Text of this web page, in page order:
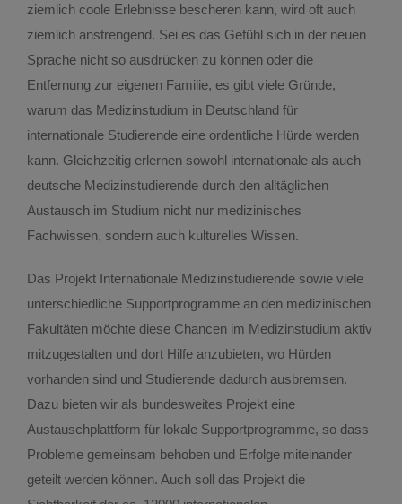
Impact – Zukunft gestalten
Interprofessionalität
IPSTA – Interprofessionelle Ausbildungsstaion
Mit Sicherheit Verliebt
MSFR – Kompetenzen nutzen, Gutes bewirken
NEMO
ziemlich coole Erlebnisse bescheren kann, wird oft auch
ziemlich anstrengend. Sei es das Gefühl sich in der neuen
Sprache nicht so ausdrücken zu können oder die
Entfernung zur eigenen Familie, es gibt viele Gründe,
warum das Medizinstudium in Deutschland für
internationale Studierende eine ordentliche Hürde werden
kann. Gleichzeitig erlernen sowohl internationale als auch
deutsche Medizinstudierende durch den alltäglichen
Austausch im Studium nicht nur medizinisches
Fachwissen, sondern auch kulturelles Wissen.
Das Projekt Internationale Medizinstudierende sowie viele
unterschiedliche Supportprogramme an den medizinischen
Fakultäten möchte diese Chancen im Medizinstudium aktiv
mitzugestalten und dort Hilfe anzubieten, wo Hürden
vorhanden sind und Studierende dadurch ausbremsen.
Dazu bieten wir als bundesweites Projekt eine
Austauschplattform für lokale Supportprogramme, so dass
Probleme gemeinsam behoben und Erfolge miteinander
geteilt werden können. Auch soll das Projekt die